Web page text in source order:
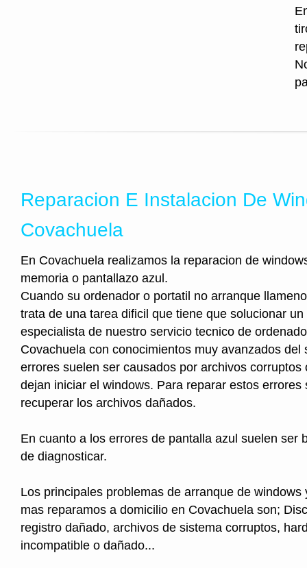
Reparacion E Instalacion De
Covachuela
En Covachuela realizamos la reparacion de
memoria o pantallazo azul.
Cuando su ordenador o portatil no arranque
trata de una tarea dificil que tiene que solucionar un
especialista de nuestro servicio tecnico de
Covachuela con conocimientos muy avanzados del
errores suelen ser causados por archivos corruptos
dejan iniciar el windows. Para reparar estos errores
recuperar los archivos dañados.
En cuanto a los errores de pantalla azul suelen ser
de diagnosticar.
Los principales problemas de arranque de windows
mas reparamos a domicilio en Covachuela son;
registro dañado, archivos de sistema corruptos,
incompatible o dañado...